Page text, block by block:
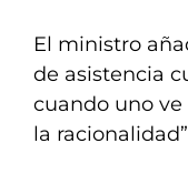
El ministro
de asistencia
cuando uno ve
la